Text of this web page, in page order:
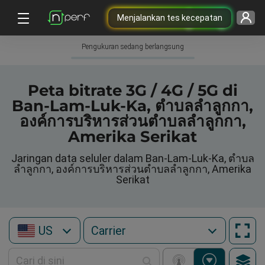
Menjalankan tes kecepatan
Pengukuran sedang berlangsung
Peta bitrate 3G / 4G / 5G di
Ban-Lam-Luk-Ka, ตำบลลำลูกกา,
องค์การบริหารส่วนตำบลลำลูกกา,
Amerika Serikat
Jaringan data seluler dalam Ban-Lam-Luk-Ka, ตำบล
ลำลูกกา, องค์การบริหารส่วนตำบลลำลูกกา, Amerika
Serikat
US